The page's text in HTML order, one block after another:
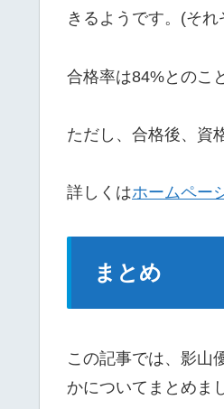
きるようです。(それ
合格率は84%とのこ
ただし、合格後、資
詳しくはホームペー
まとめ
この記事では、影山
かについてまとめま